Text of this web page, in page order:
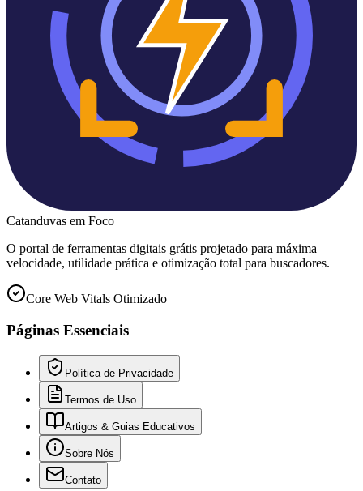
Catanduvas em Foco
O portal de ferramentas digitais grátis projetado para máxima
velocidade, utilidade prática e otimização total para buscadores.
Core Web Vitals Otimizado
Páginas Essenciais
Política de Privacidade
Termos de Uso
Artigos & Guias Educativos
Sobre Nós
Contato